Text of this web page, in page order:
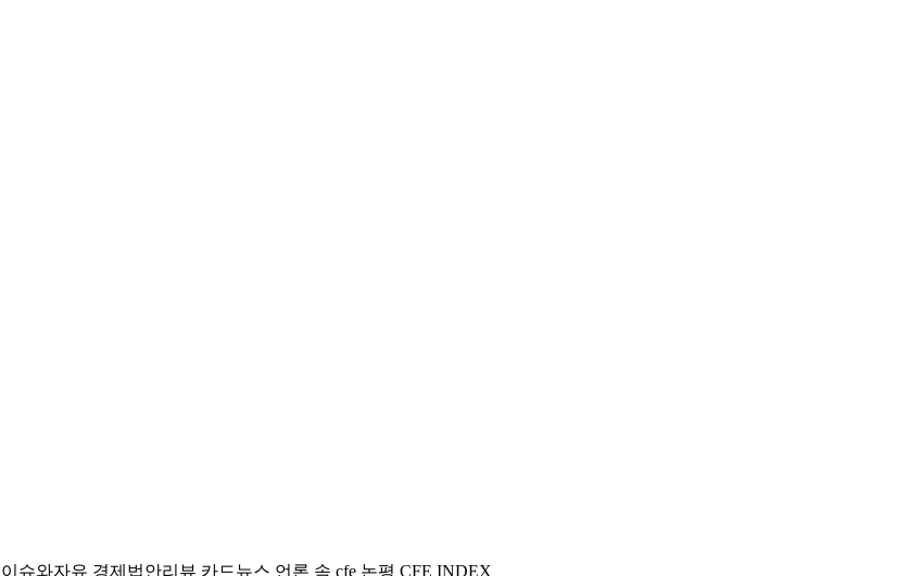
이슈와자유 경제법안리뷰 카드뉴스 언론 속 cfe 논평 CFE INDEX